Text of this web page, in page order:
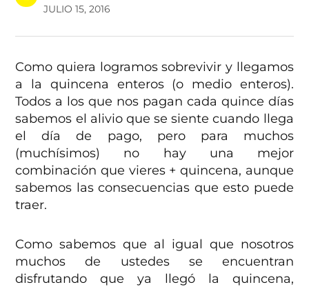
JULIO 15, 2016
Como quiera logramos sobrevivir y llegamos
a la quincena enteros (o medio enteros).
Todos a los que nos pagan cada quince días
sabemos el alivio que se siente cuando llega
el día de pago, pero para muchos
(muchísimos) no hay una mejor
combinación que vieres + quincena, aunque
sabemos las consecuencias que esto puede
traer.
Como sabemos que al igual que nosotros
muchos de ustedes se encuentran
disfrutando que ya llegó la quincena,